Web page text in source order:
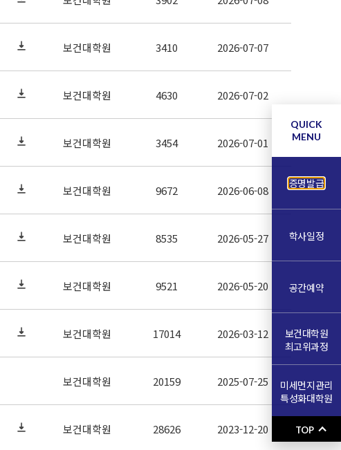
보건대학원 3410 2026-07-07
보건대학원 4630 2026-07-02
보건대학원 3454 2026-07-01
보건대학원 9672 2026-06-08
보건대학원 8535 2026-05-27
보건대학원 9521 2026-05-20
보건대학원 17014 2026-03-12
보건대학원 20159 2025-07-25
보건대학원 28626 2023-12-20
QUICK
MENU
증명발급
학사일정
공간예약
보건대학원
최고위과정
미세먼지관리
특성화대학원
TOP